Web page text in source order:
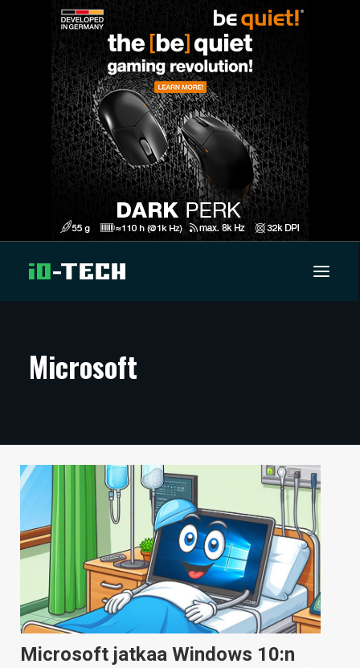
ARTIKKELIT
TECHBBS
TIETOA
HINTA.FI
KAUPPA
VAIHDA TEEMA
HAKU
Microsoft
Microsoft jatkaa Windows 10:n